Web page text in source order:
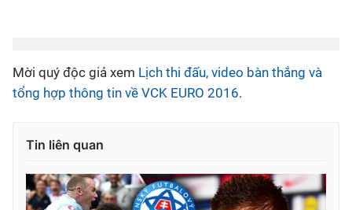
Mời quý độc giả xem Lịch thi đấu, video bàn thắng và
tổng hợp thông tin về VCK EURO 2016.
Tin liên quan